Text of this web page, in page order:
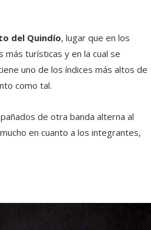
del Quindío, lugar que en los
turísticas y en la cual se
uno de los índices más altos de
como tal.
de otra banda alterna al
en cuanto a los integrantes,